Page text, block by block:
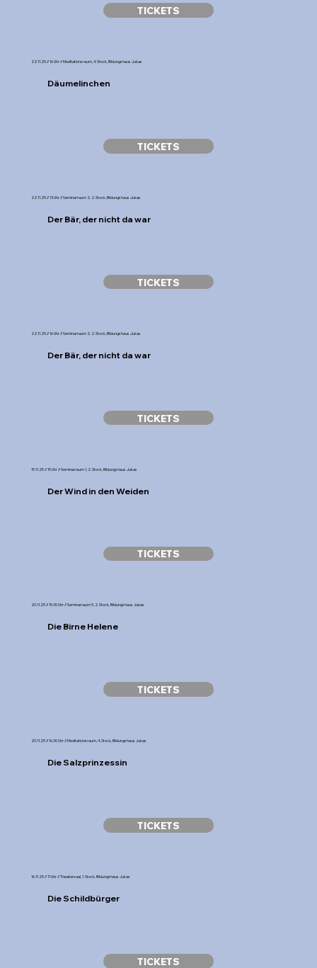
TICKETS
22.11.25 // 16 Uhr // Meditationsraum, 4. Stock, Bildungshaus Jukas
Däumelinchen
TICKETS
22.11.25 // 13 Uhr // Seminarraum 2, 2. Stock, Bildungshaus Jukas
Der Bär, der nicht da war
TICKETS
22.11.25 // 16 Uhr // Seminarraum 2, 2. Stock, Bildungshaus Jukas
Der Bär, der nicht da war
TICKETS
19.11.25 // 15 Uhr // Seminarraum 1, 2. Stock, Bildungshaus Jukas
Der Wind in den Weiden
TICKETS
20.11.25 // 15.30 Uhr // Seminarraum 5, 2. Stock, Bildungshaus Jukas
Die Birne Helene
TICKETS
20.11.25 // 16.30 Uhr // Meditationsraum, 4. Stock, Bildungshaus Jukas
Die Salzprinzessin
TICKETS
16.11.25 // 11 Uhr // Theatersaal, 1. Stock, Bildungshaus Jukas
Die Schildbürger
TICKETS